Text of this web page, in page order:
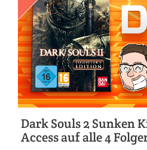
Dark Souls 2 Sunken
Access auf alle 4